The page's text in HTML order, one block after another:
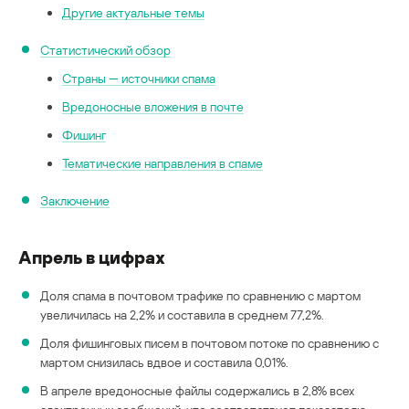
Другие актуальные темы
Статистический обзор
Страны — источники спама
Вредоносные вложения в почте
Фишинг
Тематические направления в спаме
Заключение
Апрель в цифрах
Доля спама в почтовом трафике по сравнению с мартом
увеличилась на 2,2% и составила в среднем 77,2%.
Доля фишинговых писем в почтовом потоке по сравнению с
мартом снизилась вдвое и составила 0,01%.
В апреле вредоносные файлы содержались в 2,8% всех